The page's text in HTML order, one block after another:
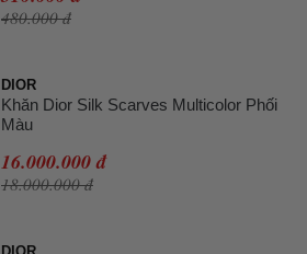
480.000 đ
DIOR
Khăn Dior Silk Scarves Multicolor Phối
Màu
16.000.000 đ
18.000.000 đ